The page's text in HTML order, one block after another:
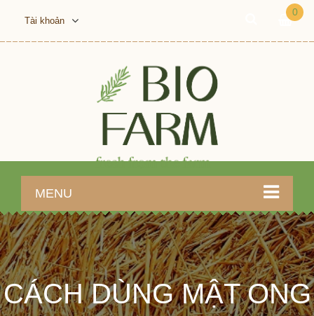
Tài khoản
0
MENU
CÁCH DÙNG MẬT ONG